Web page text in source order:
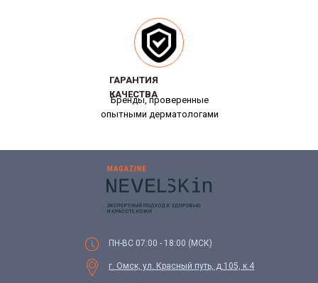
Бренды, проверенные
опытными дерматологами
ГАРАНТИЯ
КАЧЕСТВА
ГАРАНТИЯ
КАЧЕСТВА
г. Омск, ул. Красный путь, д.105, к.4
ПН-ВС 07:00 - 18:00 (МСК)